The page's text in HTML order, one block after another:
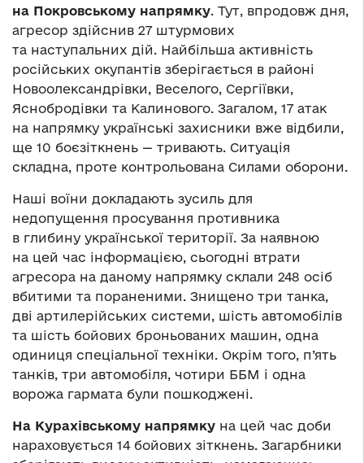
на Покровському напрямку. Тут, впродовж дня,
агресор здійснив 27 штурмових
та наступальних дій. Найбільша активність
російських окупантів зберігається в районі
Новоолександрівки, Веселого, Сергіївки,
Яснобродівки та Калинового. Загалом, 17 атак
на напрямку українські захисники вже відбили,
ще 10 боєзіткнень — тривають. Ситуація
складна, проте контрольована Силами оборони.
Наші воїни докладають зусиль для
недопущення просування противника
в глибину української території. За наявною
на цей час інформацією, сьогодні втрати
агресора на даному напрямку склали 248 осіб
вбитими та пораненими. Знищено три танка,
дві артилерійських системи, шість автомобілів
та шість бойових броньованих машин, одна
одиниця спеціальної техніки. Окрім того, п’ять
танків, три автомобіля, чотири ББМ і одна
ворожа гармата були пошкоджені.
На Курахівському напрямку на цей час доби
нараховується 14 бойових зіткнень. Загарбники